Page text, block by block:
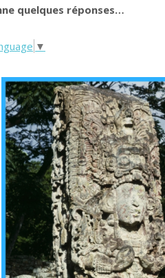
quelques réponses…
▼